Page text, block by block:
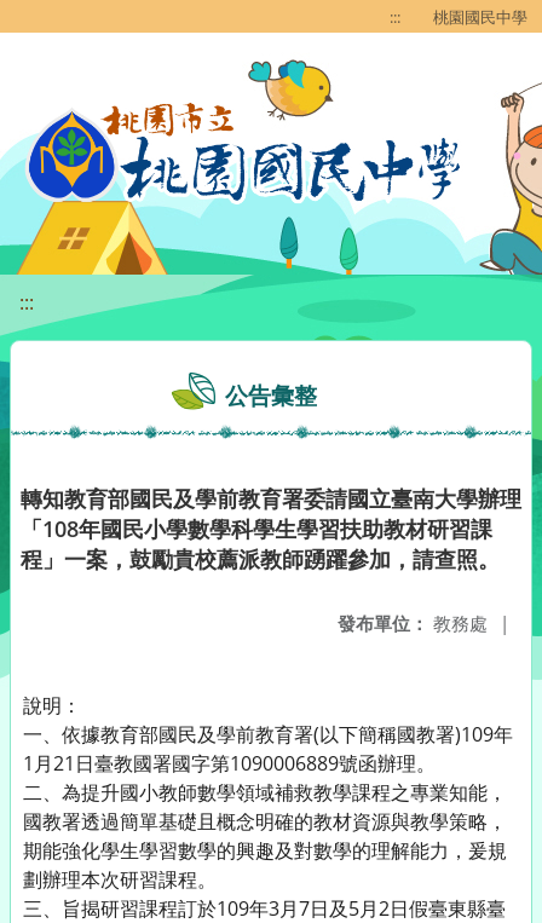
::: 桃園國民中學
:::
公告彙整
轉知教育部國民及學前教育署委請國立臺南大學辦理
「108年國民小學數學科學生學習扶助教材研習課
程」一案，鼓勵貴校薦派教師踴躍參加，請查照。
發布單位： 教務處 |
說明：
一、依據教育部國民及學前教育署(以下簡稱國教署)109年
1月21日臺教國署國字第1090006889號函辦理。
二、為提升國小教師數學領域補救教學課程之專業知能，
國教署透過簡單基礎且概念明確的教材資源與教學策略，
期能強化學生學習數學的興趣及對數學的理解能力，爰規
劃辦理本次研習課程。
三、旨揭研習課程訂於109年3月7日及5月2日假臺東縣臺